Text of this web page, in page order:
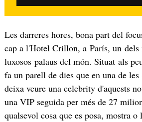
Les darreres hores, bona part del
cap a l'Hotel Crillon, a París, un dels
luxosos palaus del món. Situat als
fa un parell de dies que en una de
deixa veure una celebrity d'aquests
una VIP seguida per més de 27
qualsevol cosa que es posa, mostra